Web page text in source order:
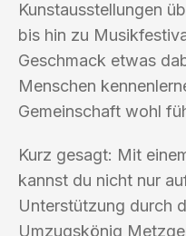
Kunstausstellungen
bis hin zu
Geschmack etwas
Menschen
Gemeinschaft wohl
Kurz gesagt: Mit
kannst du nicht nur
Unterstützung durch
Umzugskönig